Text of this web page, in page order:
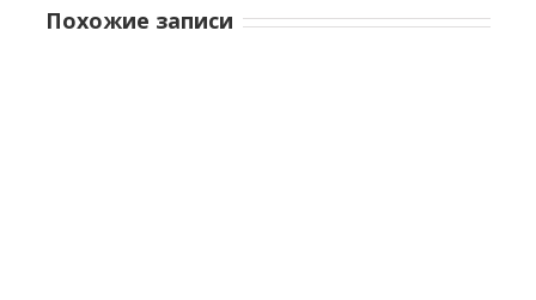
Похожие записи